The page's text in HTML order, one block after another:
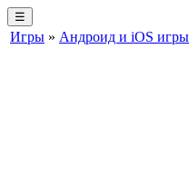
☰
Игры » Андроид и iOS